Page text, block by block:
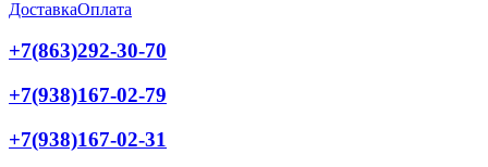
ДоставкаОплата
+7(863)292-30-70
+7(938)167-02-79
+7(938)167-02-31